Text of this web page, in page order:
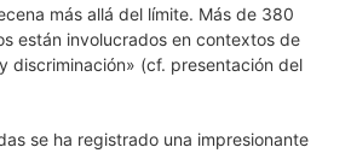
más allá del límite. Más de 380
están involucrados en contextos de
discriminación» (cf. presentación del
se ha registrado una impresionante